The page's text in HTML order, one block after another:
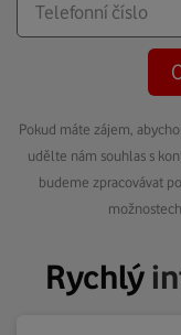
Pokud máte zájem,
udělte nám souhlas s
budeme zpracovávat
Rychlý